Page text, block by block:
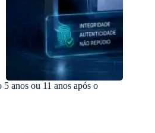
anos ou 11 anos após o